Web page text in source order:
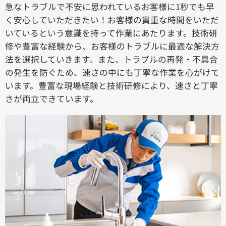
急なトラブルで不安に思われているお客様に1秒でも早
く安心していただきたい！お客様の貴重な時間をいただ
いているという意識を持って作業にあたります。技術研
修や豊富な経験から、お客様のトラブルに最適な解決方
法を選択していきます。また、トラブルの再発・不具合
の発生を防ぐため、速さの中にも丁寧な作業を心がけて
います。豊富な現場経験と技術研修により、速さと丁寧
さが両立できています。